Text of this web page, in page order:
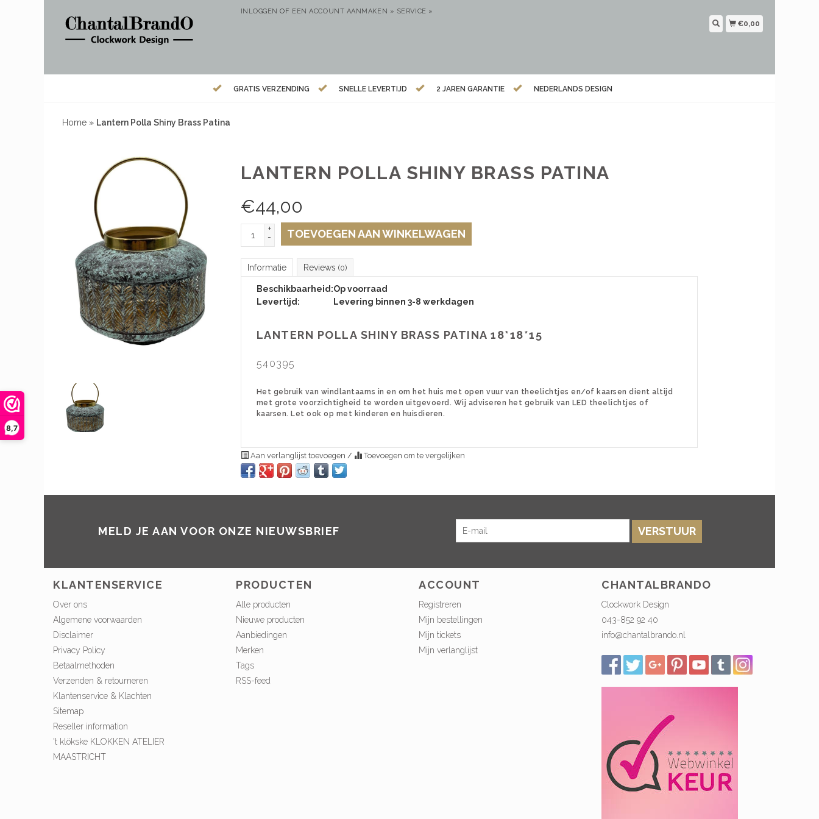
8,7
INLOGGEN OF EEN ACCOUNT AANMAKEN » SERVICE »
€0,00
GRATIS VERZENDING SNELLE LEVERTIJD 2 JAREN GARANTIE NEDERLANDS DESIGN
Home » Lantern Polla Shiny Brass Patina
LANTERN POLLA SHINY BRASS PATINA
€44,00
+
-
TOEVOEGEN AAN WINKELWAGEN
Informatie Reviews (0)
Beschikbaarheid:Op voorraad
Levertijd:
Levering binnen 3-8 werkdagen
LANTERN POLLA SHINY BRASS PATINA 18*18*15
540395
Het gebruik van windlantaarns in en om het huis met open vuur van theelichtjes en/of kaarsen dient altijd
met grote voorzichtigheid te worden uitgevoerd. Wij adviseren het gebruik van LED theelichtjes of
kaarsen. Let ook op met kinderen en huisdieren.
Aan verlanglijst toevoegen / Toevoegen om te vergelijken
MELD JE AAN VOOR ONZE NIEUWSBRIEF VERSTUUR
KLANTENSERVICE
Over ons
Algemene voorwaarden
Disclaimer
Privacy Policy
Betaalmethoden
Verzenden & retourneren
Klantenservice & Klachten
Sitemap
Reseller information
't klökske KLOKKEN ATELIER
MAASTRICHT
PRODUCTEN
Alle producten
Nieuwe producten
Aanbiedingen
Merken
Tags
RSS-feed
ACCOUNT
Registreren
Mijn bestellingen
Mijn tickets
Mijn verlanglijst
CHANTALBRANDO
Clockwork Design
043-852 92 40
info@chantalbrando.nl